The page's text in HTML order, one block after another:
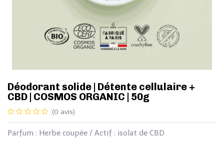
​​​​Déodorant solide | Détente cellulaire +
CBD | COSMOS ORGANIC | 50g
(0 avis)
Parfum : Herbe coupée / Actif : isolat de CBD